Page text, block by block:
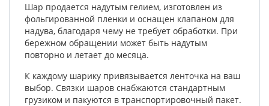
Шар продается надутым гелием, изготовлен из
фольгированной пленки и оснащен клапаном для
надува, благодаря чему не требует обработки. При
бережном обращении может быть надутым
повторно и летает до месяца.
К каждому шарику привязывается ленточка на ваш
выбор. Связки шаров снабжаются стандартным
грузиком и пакуются в транспортировочный пакет.